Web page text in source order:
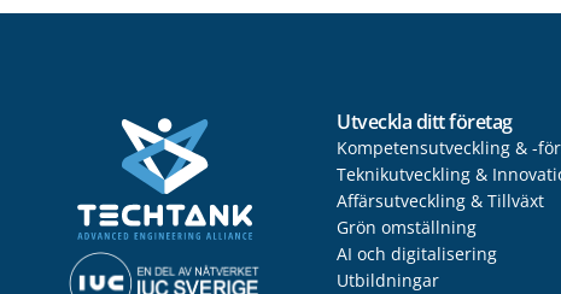
Utveckla ditt företag
Kompetensutveckling & -
Teknikutveckling &
Affärsutveckling & Tillväxt
Grön omställning
AI och digitalisering
Utbildningar